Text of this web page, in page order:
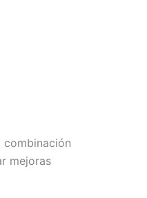
combinación
mejoras